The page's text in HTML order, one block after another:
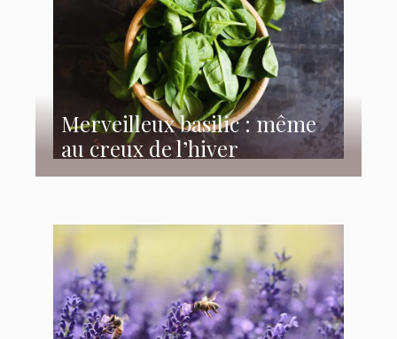
Merveilleux basilic : même
au creux de l’hiver